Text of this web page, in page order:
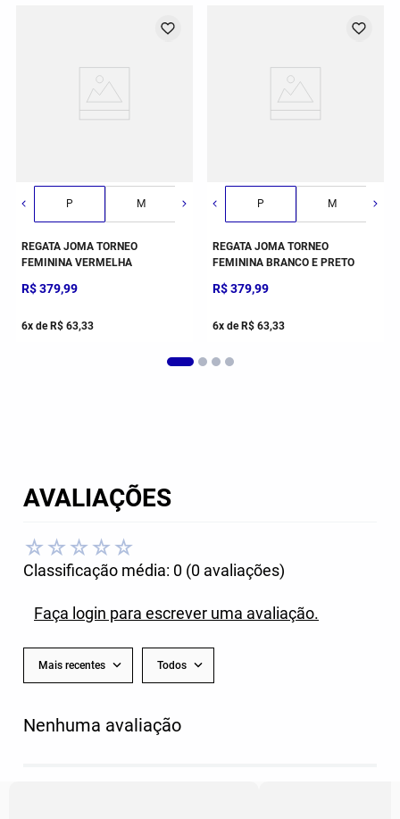
G P M G
REGATA JOMA TORNEO
FEMININA VERMELHA
R$379,99
6x de R$ 63,33
P M
REGATA JOMA TORNEO
FEMININA BRANCO E PRETO
R$379,99
6x de R$ 63,33
AVALIAÇÕES
☆ ☆ ☆ ☆ ☆
Classificação média: 0 (0 avaliações)
Faça login para escrever uma avaliação.
Mais recentes Todos
Nenhuma avaliação